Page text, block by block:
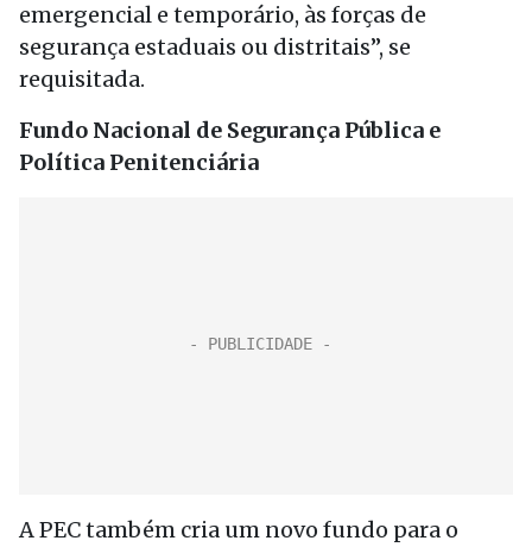
emergencial e temporário, às forças de
segurança estaduais ou distritais”, se
requisitada.
Fundo Nacional de Segurança Pública e
Política Penitenciária
A PEC também cria um novo fundo para o